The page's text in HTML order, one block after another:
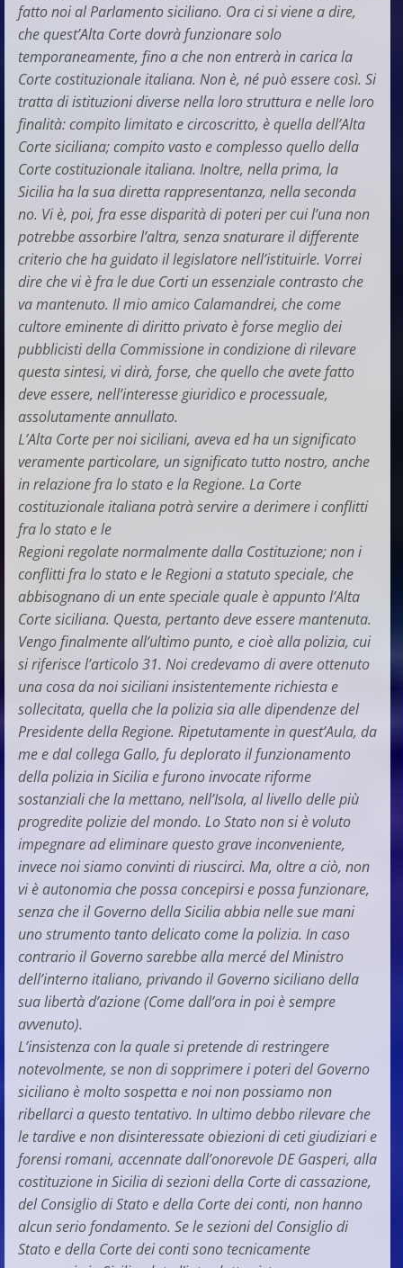
fatto noi al Parlamento siciliano. Ora ci si viene a dire,
che quest’Alta Corte dovrà funzionare solo
temporaneamente, fino a che non entrerà in carica la
Corte costituzionale italiana. Non è, né può essere così. Si
tratta di istituzioni diverse nella loro struttura e nelle loro
finalità: compito limitato e circoscritto, è quella dell’Alta
Corte siciliana; compito vasto e complesso quello della
Corte costituzionale italiana. Inoltre, nella prima, la
Sicilia ha la sua diretta rappresentanza, nella seconda
no. Vi è, poi, fra esse disparità di poteri per cui l’una non
potrebbe assorbire l’altra, senza snaturare il differente
criterio che ha guidato il legislatore nell’istituirle. Vorrei
dire che vi è fra le due Corti un essenziale contrasto che
va mantenuto. Il mio amico Calamandrei, che come
cultore eminente di diritto privato è forse meglio dei
pubblicisti della Commissione in condizione di rilevare
questa sintesi, vi dirà, forse, che quello che avete fatto
deve essere, nell’interesse giuridico e processuale,
assolutamente annullato.
L’Alta Corte per noi siciliani, aveva ed ha un significato
veramente particolare, un significato tutto nostro, anche
in relazione fra lo stato e la Regione. La Corte
costituzionale italiana potrà servire a derimere i conflitti
fra lo stato e le
Regioni regolate normalmente dalla Costituzione; non i
conflitti fra lo stato e le Regioni a statuto speciale, che
abbisognano di un ente speciale quale è appunto l’Alta
Corte siciliana. Questa, pertanto deve essere mantenuta.
Vengo finalmente all’ultimo punto, e cioè alla polizia, cui
si riferisce l’articolo 31. Noi credevamo di avere ottenuto
una cosa da noi siciliani insistentemente richiesta e
sollecitata, quella che la polizia sia alle dipendenze del
Presidente della Regione. Ripetutamente in quest’Aula, da
me e dal collega Gallo, fu deplorato il funzionamento
della polizia in Sicilia e furono invocate riforme
sostanziali che la mettano, nell’Isola, al livello delle più
progredite polizie del mondo. Lo Stato non si è voluto
impegnare ad eliminare questo grave inconveniente,
invece noi siamo convinti di riuscirci. Ma, oltre a ciò, non
vi è autonomia che possa concepirsi e possa funzionare,
senza che il Governo della Sicilia abbia nelle sue mani
uno strumento tanto delicato come la polizia. In caso
contrario il Governo sarebbe alla mercé del Ministro
dell’interno italiano, privando il Governo siciliano della
sua libertà d’azione (Come dall’ora in poi è sempre
avvenuto).
L’insistenza con la quale si pretende di restringere
notevolmente, se non di sopprimere i poteri del Governo
siciliano è molto sospetta e noi non possiamo non
ribellarci a questo tentativo. In ultimo debbo rilevare che
le tardive e non disinteressate obiezioni di ceti giudiziari e
forensi romani, accennate dall’onorevole DE Gasperi, alla
costituzione in Sicilia di sezioni della Corte di cassazione,
del Consiglio di Stato e della Corte dei conti, non hanno
alcun serio fondamento. Se le sezioni del Consiglio di
Stato e della Corte dei conti sono tecnicamente